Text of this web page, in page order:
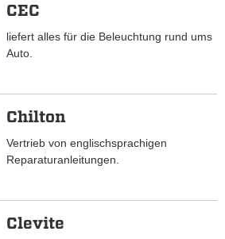
CEC
liefert alles für die Beleuchtung rund ums
Auto.
Chilton
Vertrieb von englischsprachigen
Reparaturanleitungen.
Clevite